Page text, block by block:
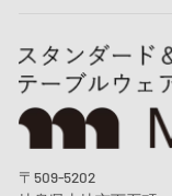
〒509-5202